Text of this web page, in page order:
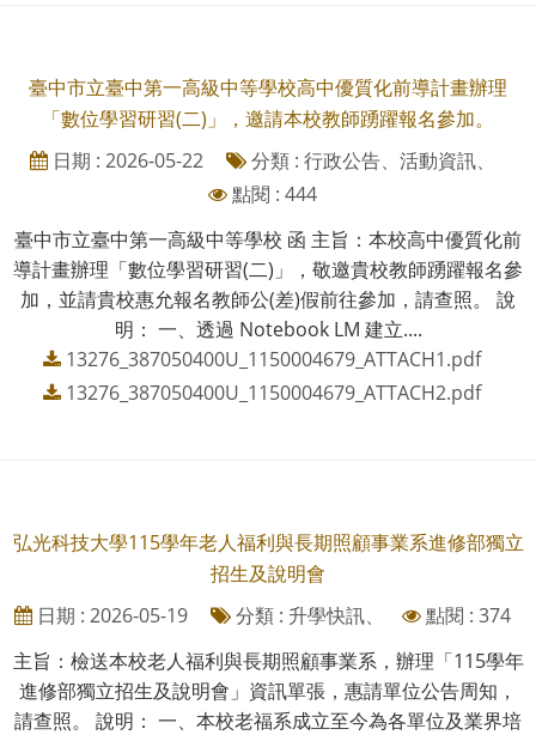
臺中市立臺中第一高級中等學校高中優質化前導計畫辦理
「數位學習研習(二)」，邀請本校教師踴躍報名參加。
日期 : 2026-05-22
分類 : 行政公告、活動資訊、
點閱 : 444
臺中市立臺中第一高級中等學校 函 主旨：本校高中優質化前
導計畫辦理「數位學習研習(二)」，敬邀貴校教師踴躍報名參
加，並請貴校惠允報名教師公(差)假前往參加，請查照。 說
明： 一、透過 Notebook LM 建立....
13276_387050400U_1150004679_ATTACH1.pdf
13276_387050400U_1150004679_ATTACH2.pdf
弘光科技大學115學年老人福利與長期照顧事業系進修部獨立
招生及說明會
日期 : 2026-05-19
分類 : 升學快訊、
點閱 : 374
主旨：檢送本校老人福利與長期照顧事業系，辦理「115學年
進修部獨立招生及說明會」資訊單張，惠請單位公告周知，
請查照。 說明： 一、本校老福系成立至今為各單位及業界培